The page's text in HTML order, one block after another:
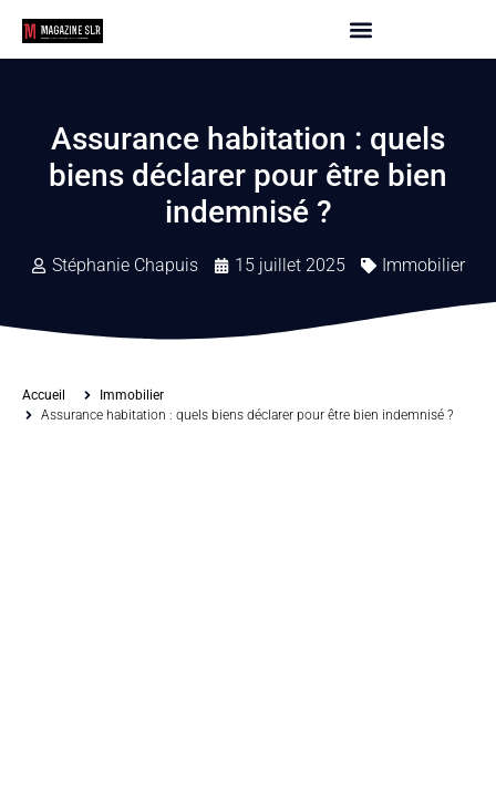
Assurance habitation : quels
biens déclarer pour être bien
indemnisé ?
Stéphanie Chapuis 15 juillet 2025 Immobilier
Accueil
Immobilier
Assurance habitation : quels biens déclarer pour être bien indemnisé ?